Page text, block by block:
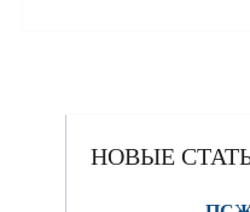
НОВЫЕ